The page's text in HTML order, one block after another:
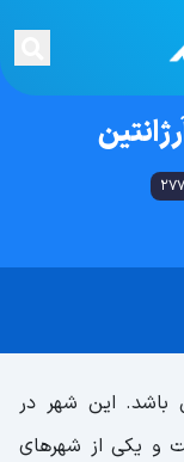
باشد. این شهر در
و یکی از شهرهای